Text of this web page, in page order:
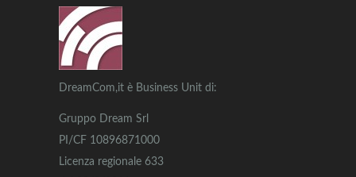
DreamCom,it è Business Unit di:
Gruppo Dream Srl
PI/CF 10896871000
Licenza regionale 633